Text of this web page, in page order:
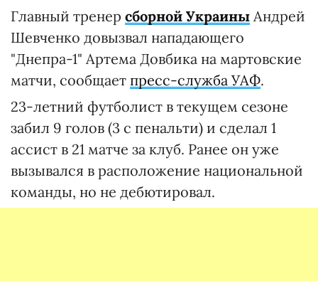
Главный тренер сборной Украины Андрей
Шевченко довызвал нападающего
"Днепра-1" Артема Довбика на мартовские
матчи, сообщает пресс-служба УАФ.
23-летний футболист в текущем сезоне
забил 9 голов (3 с пенальти) и сделал 1
ассист в 21 матче за клуб. Ранее он уже
вызывался в расположение национальной
команды, но не дебютировал.